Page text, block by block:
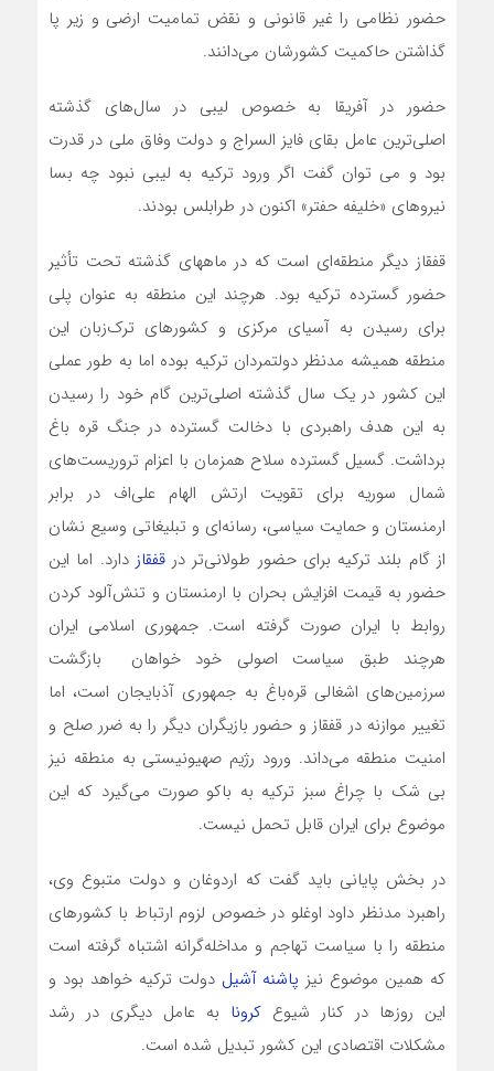
حضور نظامی را غیر قانونی و نقض تمامیت ارضی و زیر پا
گذاشتن حاکمیت کشورشان می‌دانند.
حضور در آفریقا به خصوص لیبی در سال‌های گذشته
اصلی‌ترین عامل بقای فایز السراج و دولت وفاق ملی در قدرت
بود و می توان گفت اگر ورود ترکیه به لیبی نبود چه بسا
نیروهای «خلیفه حفتر» اکنون در طرابلس بودند.
قفقاز دیگر منطقه‌ای است که در ماههای گذشته تحت تأثیر
حضور گسترده ترکیه بود. هرچند این منطقه به عنوان پلی
برای رسیدن به آسیای مرکزی و کشورهای ترک‌زبان این
منطقه همیشه مدنظر دولتمردان ترکیه بوده اما به طور عملی
این کشور در یک سال گذشته اصلی‌ترین گام خود را رسیدن
به این هدف راهبردی با دخالت گسترده در جنگ قره باغ
برداشت. گسیل گسترده سلاح همزمان با اعزام تروریست‌های
شمال سوریه برای تقویت ارتش الهام علی‌اف در برابر
ارمنستان و حمایت سیاسی، رسانه‌ای و تبلیغاتی وسیع نشان
از گام بلند ترکیه برای حضور طولانی‌تر درقفقاز دارد. اما این
حضور به قیمت افزایش بحران با ارمنستان و تنش‌آلود کردن
روابط با ایران صورت گرفته است. جمهوری اسلامی ایران
هرچند طبق سیاست اصولی خود خواهان بازگشت
سرزمین‌های اشغالی قره‌باغ به جمهوری آذبایجان است، اما
تغییر موازنه در قفقاز و حضور بازیگران دیگر را به ضرر صلح و
امنیت منطقه می‌داند. ورود رژیم صهیونیستی به منطقه نیز
بی شک با چراغ سبز ترکیه به باکو صورت می‌گیرد که این
موضوع برای ایران قابل تحمل نیست.
در بخش پایانی باید گفت که اردوغان و دولت متبوع وی،
راهبرد مدنظر داود اوغلو در خصوص لزوم ارتباط با کشورهای
منطقه را با سیاست تهاجم و مداخله‌گرانه اشتباه گرفته است
که همین موضوع نیز پاشنه آشیل دولت ترکیه خواهد بود و
این روزها در کنار شیوع کرونا به عامل دیگری در رشد
مشکلات اقتصادی این کشور تبدیل شده است.